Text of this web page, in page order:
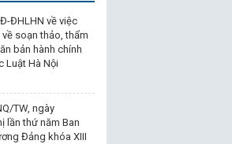
ĐHLHN về việc
về soạn thảo, thẩm
bản hành chính
Luật Hà Nội
TW, ngày
lần thứ năm Ban
Đảng khóa XIII